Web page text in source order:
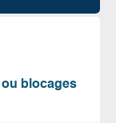
ou blocages